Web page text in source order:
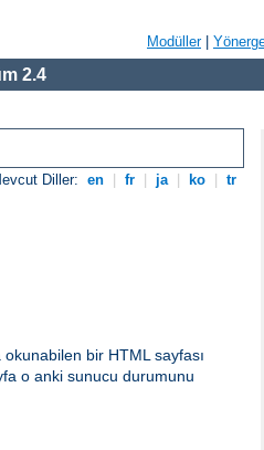
Modüller|
2.4
Diller: en fr ja ko tr
bir HTML sayfası
o anki sunucu durumunu